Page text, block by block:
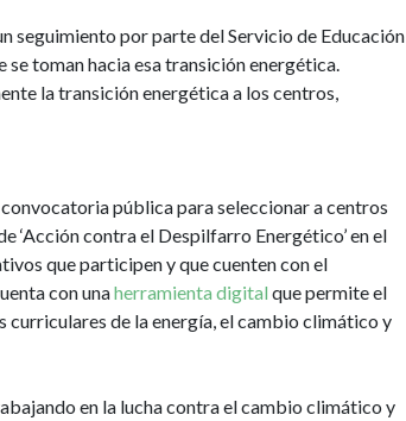
seguimiento por parte del Servicio de Educación
toman hacia esa transición energética.
la transición energética a los centros,
pública para seleccionar a centros
‘Acción contra el Despilfarro Energético’ en el
que participen y que cuenten con el
con unaherramienta digital que permite el
de la energía, el cambio climático y
en la lucha contra el cambio climático y